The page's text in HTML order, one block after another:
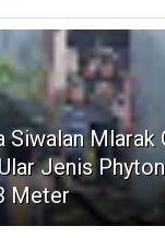
Siwalan Mlarak
Jenis Phyton
Meter